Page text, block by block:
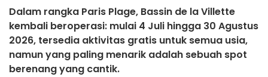
Dalam rangka Paris Plage, Bassin de la Villette
kembali beroperasi: mulai 4 Juli hingga 30 Agustus
2026, tersedia aktivitas gratis untuk semua usia,
namun yang paling menarik adalah sebuah spot
berenang yang cantik.